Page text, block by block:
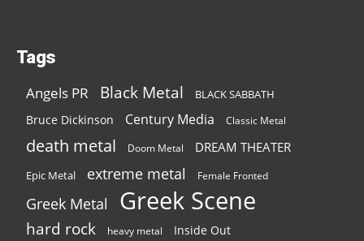
Tags
Angels PR Black Metal BLACK SABBATH
Bruce Dickinson Century Media Classic Metal
death metal Doom Metal DREAM THEATER
Epic Metal extreme metal Female Fronted
Greek Metal Greek Scene
hard rock heavy metal Inside Out